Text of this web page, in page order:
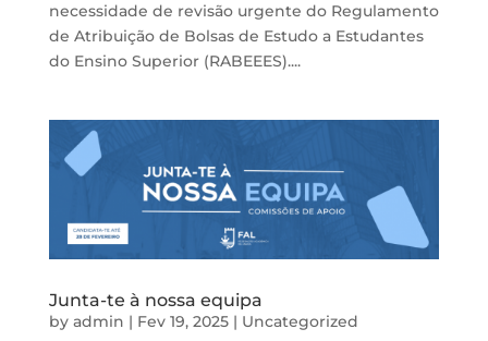
necessidade de revisão urgente do Regulamento
de Atribuição de Bolsas de Estudo a Estudantes
do Ensino Superior (RABEEES)....
Junta-te à nossa equipa
by admin | Fev 19, 2025| Uncategorized